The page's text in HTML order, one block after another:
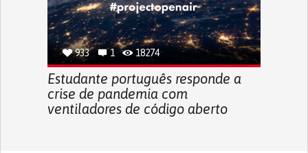
933 1 18274
Estudante português responde a
crise de pandemia com
ventiladores de código aberto